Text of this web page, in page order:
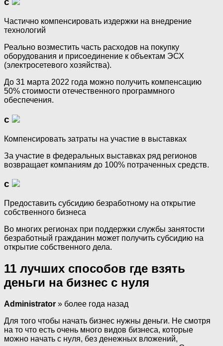
Частично компенсировать издержки на внедрение
технологий
Реально возместить часть расходов на покупку
оборудования и присоединение к объектам ЭСХ
(электросетевого хозяйства).
До 31 марта 2022 года можно получить компенсацию
50% стоимости отечественного программного
обеспечения.
с
Компенсировать затраты на участие в выставках
За участие в федеральных выставках ряд регионов
возвращает компаниям до 100% потраченных средств.
с
Предоставить субсидию безработному на открытие
собственного бизнеса
Во многих регионах при поддержки службы занятости
безработный гражданин может получить субсидию на
открытие собственного дела.
11 лучших способов где взять
деньги на бизнес с нуля
Administrator » более года назад
Для того чтобы начать бизнес нужны деньги. Не смотря
на то что есть очень много видов бизнеса, которые
можно начать с нуля, без денежных вложений,